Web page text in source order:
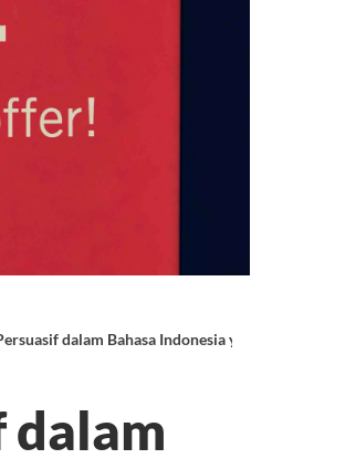
dalam Bahasa Indonesia yang Benar,
dalam